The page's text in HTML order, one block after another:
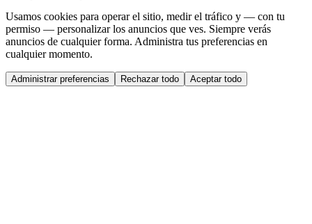
Usamos cookies para operar el sitio, medir el tráfico y — con tu
permiso — personalizar los anuncios que ves. Siempre verás
anuncios de cualquier forma. Administra tus preferencias en
cualquier momento.
Administrar preferencias Rechazar todo Aceptar todo